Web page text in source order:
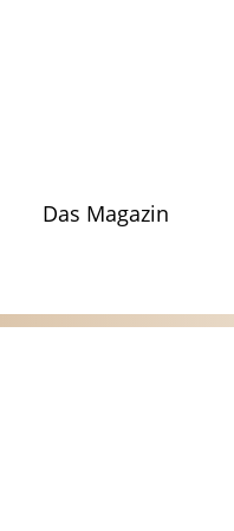
Das Magazin